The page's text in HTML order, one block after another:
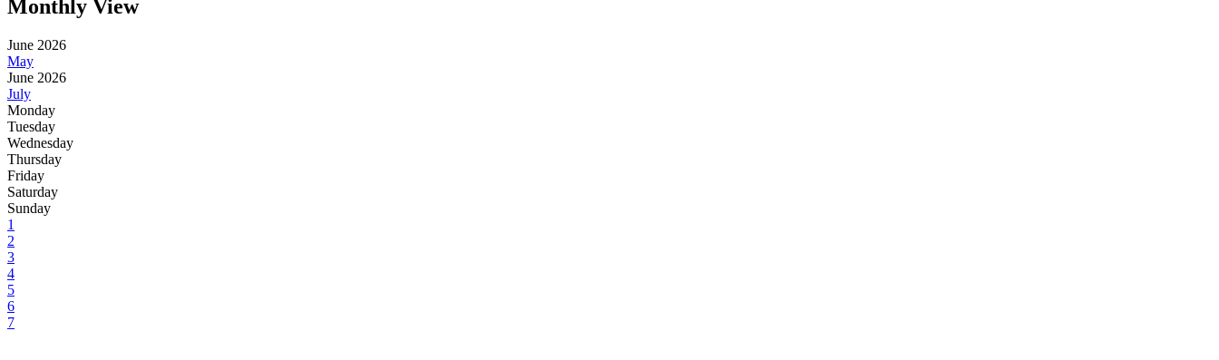
Monthly View
June 2026
May
June 2026
July
Monday
Tuesday
Wednesday
Thursday
Friday
Saturday
Sunday
1
2
3
4
5
6
7